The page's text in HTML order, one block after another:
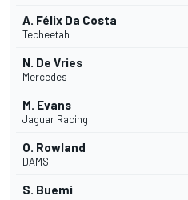
A. Félix Da Costa
Techeetah
N. De Vries
Mercedes
M. Evans
Jaguar Racing
O. Rowland
DAMS
S. Buemi